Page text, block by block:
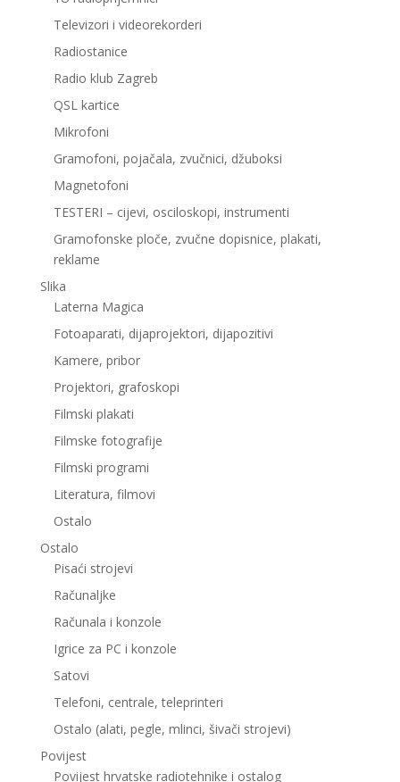
Televizori i videorekorderi
Radiostanice
Radio klub Zagreb
QSL kartice
Mikrofoni
Gramofoni, pojačala, zvučnici, džuboksi
Magnetofoni
TESTERI – cijevi, osciloskopi, instrumenti
Gramofonske ploče, zvučne dopisnice, plakati,
reklame
Slika
Laterna Magica
Fotoaparati, dijaprojektori, dijapozitivi
Kamere, pribor
Projektori, grafoskopi
Filmski plakati
Filmske fotografije
Filmski programi
Literatura, filmovi
Ostalo
Ostalo
Pisaći strojevi
Računaljke
Računala i konzole
Igrice za PC i konzole
Satovi
Telefoni, centrale, teleprinteri
Ostalo (alati, pegle, mlinci, šivači strojevi)
Povijest
Povijest hrvatske radiotehnike i ostalog